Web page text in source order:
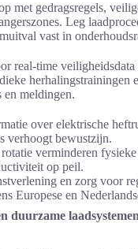
met gedragsregels,
Leg
vast in
real-time
herhalingstrainingen
en meldingen.
over elektrische
verhoogt bewustzijn.
verminderen
op peil.
en zorg voor
Europese en
duurzame